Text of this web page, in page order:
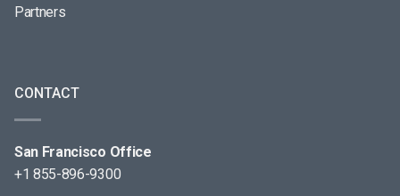
Partners
CONTACT
San Francisco Office
+1 855-896-9300